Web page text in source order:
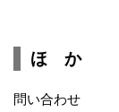
ほ か
問い合わせ